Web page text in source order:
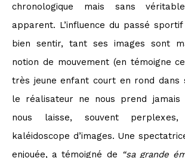
chronologique mais sans
apparent. L’influence du passé
bien sentir, tant ses images sont
notion de mouvement (en témoigne
très jeune enfant court en rond dans
le réalisateur ne nous prend
nous laisse, souvent
kaléidoscope d’images. Une
enjouée, a témoigné de “sa grande